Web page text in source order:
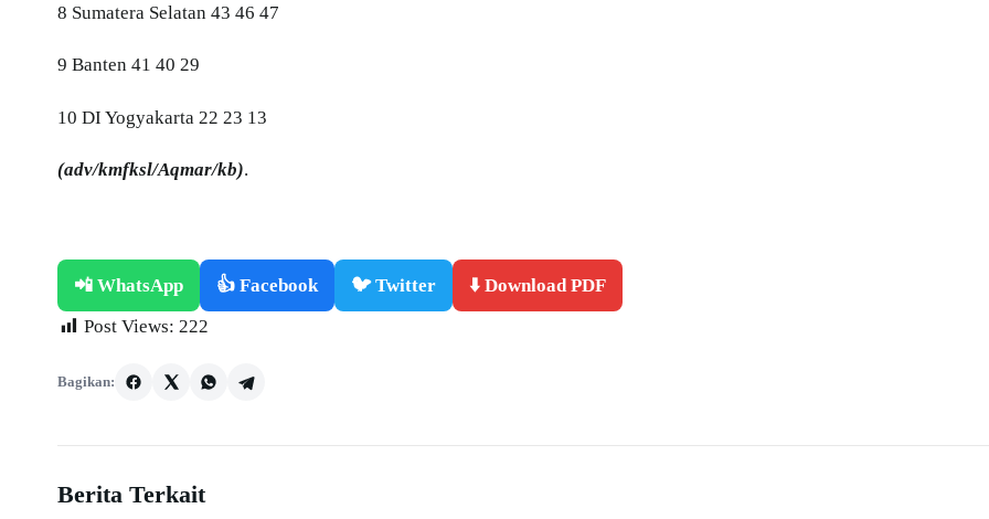
8 Sumatera Selatan 43 46 47
9 Banten 41 40 29
10 DI Yogyakarta 22 23 13
(adv/kmfksl/Aqmar/kb).
📲 WhatsApp 👍 Facebook 🐦 Twitter
⬇️ Download PDF
Post Views: 222
Bagikan:
Berita Terkait